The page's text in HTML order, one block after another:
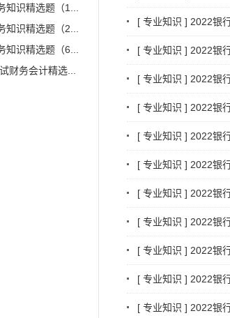
知识精选题（1...
知识精选题（2...
知识精选题（6...
财务会计精选...
[ 专业知识 ] 2022银
[ 专业知识 ] 2022银
[ 专业知识 ] 2022银
[ 专业知识 ] 2022银
[ 专业知识 ] 2022银
[ 专业知识 ] 2022银
[ 专业知识 ] 2022银
[ 专业知识 ] 2022银
[ 专业知识 ] 2022银
[ 专业知识 ] 2022银
[ 专业知识 ] 2022银